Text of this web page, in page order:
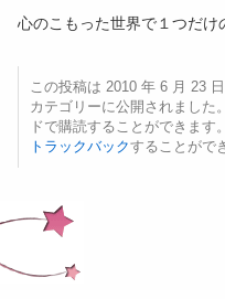
心のこもった世界で１つだ
この投稿は 2010 年 6 月 23
カテゴリーに公開されまし
ドで購読することができます
トラックバックすることがで